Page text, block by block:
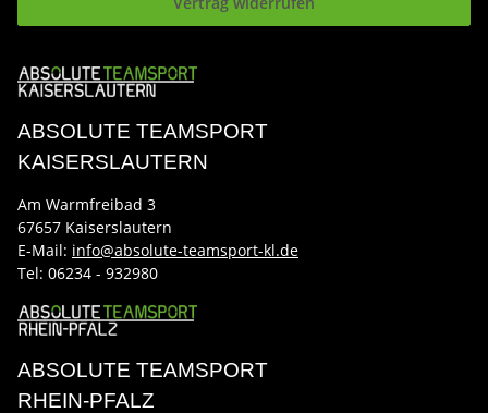
ABSOLUTE TEAMSPORT
KAISERSLAUTERN
Am Warmfreibad 3
67657 Kaiserslautern
E-Mail: info@absolute-teamsport-kl.de
Tel: 06234 - 932980
ABSOLUTE TEAMSPORT
RHEIN-PFALZ